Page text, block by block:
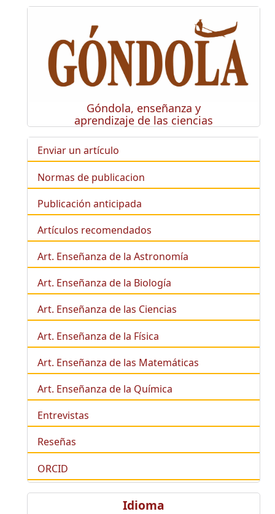
Góndola, enseñanza y
aprendizaje de las ciencias
Enviar un artículo
Normas de publicacion
Publicación anticipada
Artículos recomendados
Art. Enseñanza de la Astronomía
Art. Enseñanza de la Biología
Art. Enseñanza de las Ciencias
Art. Enseñanza de la Física
Art. Enseñanza de las Matemáticas
Art. Enseñanza de la Química
Entrevistas
Reseñas
ORCID
Idioma